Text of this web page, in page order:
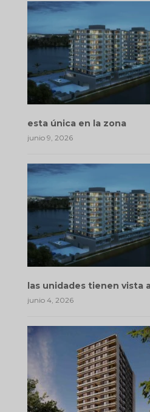
esta única en la zona
junio 9, 2026
las unidades tienen vista
junio 4, 2026